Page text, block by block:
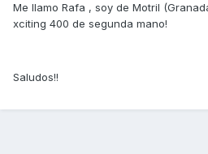
Me llamo Rafa , soy de Motril
xciting 400 de segunda mano!
Saludos!!